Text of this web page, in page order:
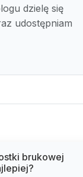
dzielę się
udostępniam
brukowej